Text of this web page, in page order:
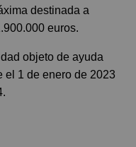
destinada a
euros.
objeto de ayuda
el 1 de enero de 2023